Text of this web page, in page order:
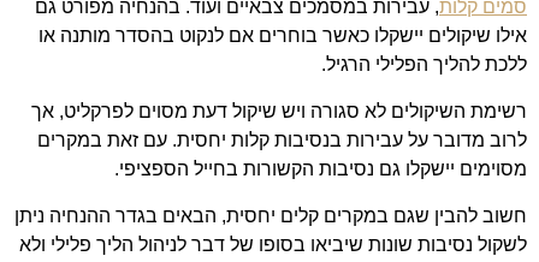
סמים קלות, עבירות במסמכים צבאיים ועוד. בהנחיה מפורט גם
אילו שיקולים יישקלו כאשר בוחרים אם לנקוט בהסדר מותנה או
ללכת להליך הפלילי הרגיל.
רשימת השיקולים לא סגורה ויש שיקול דעת מסוים לפרקליט, אך
לרוב מדובר על עבירות בנסיבות קלות יחסית. עם זאת במקרים
מסוימים יישקלו גם נסיבות הקשורות בחייל הספציפי.
חשוב להבין שגם במקרים קלים יחסית, הבאים בגדר ההנחיה ניתן
לשקול נסיבות שונות שיביאו בסופו של דבר לניהול הליך פלילי ולא